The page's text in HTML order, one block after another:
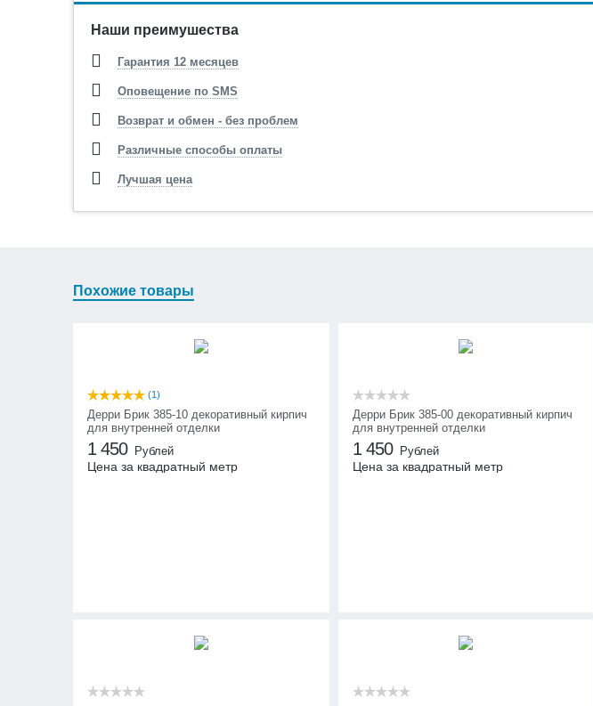
Наши преимушества
Гарантия 12 месяцев
Оповещение по SMS
Возврат и обмен - без проблем
Различные способы оплаты
Лучшая цена
Похожие товары
(1)
Дерри Брик 385-10 декоративный кирпич
для внутренней отделки
1 450 Рублей
Цена за квадратный метр
Дерри Брик 385-00 декоративный кирпич
для внутренней отделки
1 450 Рублей
Цена за квадратный метр